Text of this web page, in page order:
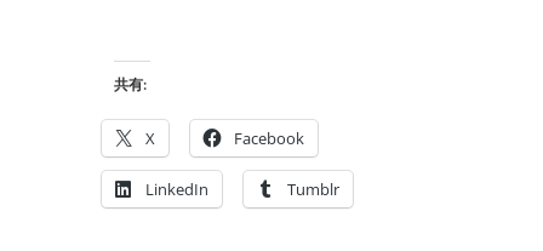
共有:
X Facebook
LinkedIn Tumblr